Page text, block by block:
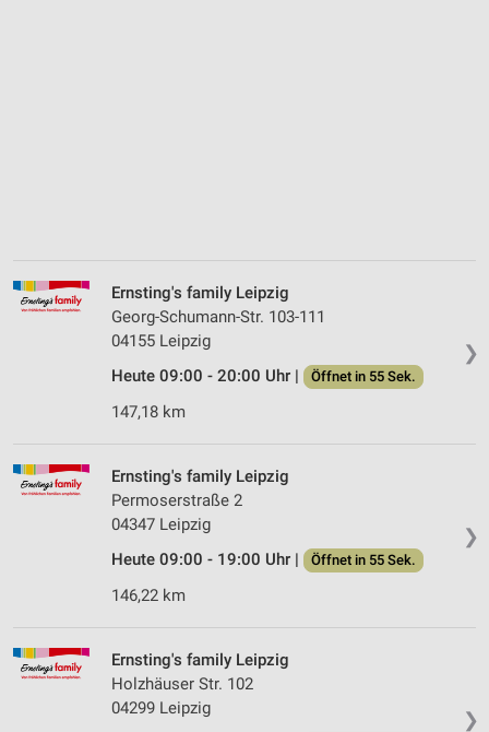
❯
Ernsting's family Leipzig
Georg-Schumann-Str. 103-111
04155 Leipzig
Heute 09:00 - 20:00 Uhr |
Öffnet in 55 Sek.
147,18 km
❯
Ernsting's family Leipzig
Permoserstraße 2
04347 Leipzig
Heute 09:00 - 19:00 Uhr |
Öffnet in 55 Sek.
146,22 km
❯
Ernsting's family Leipzig
Holzhäuser Str. 102
04299 Leipzig